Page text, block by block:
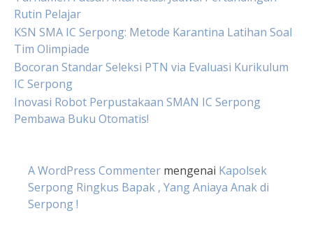
Rutin Pelajar
KSN SMA IC Serpong: Metode Karantina Latihan Soal
Tim Olimpiade
Bocoran Standar Seleksi PTN via Evaluasi Kurikulum
IC Serpong
Inovasi Robot Perpustakaan SMAN IC Serpong
Pembawa Buku Otomatis!
A WordPress Commenter mengenai Kapolsek
Serpong Ringkus Bapak , Yang Aniaya Anak di
Serpong !